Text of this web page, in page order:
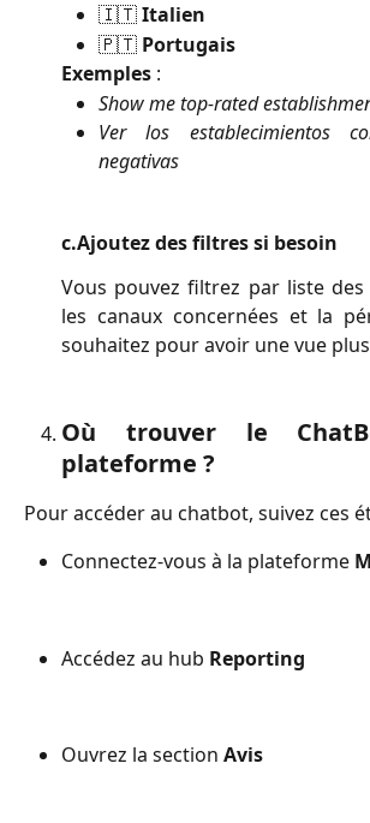
🇮🇹Italien
🇵🇹 Portugais
Exemples :
Show me top-rated
Ver los establecimientos
negativas
c.Ajoutez des filtres si besoin
Vous pouvez filtrez par liste des
les canaux concernées et la
souhaitez pour avoir une vue
Où trouver le
plateforme ?
Pour accéder au chatbot, suivez ces
Connectez-vous à la plateforme
Accédez au hub Reporting
Ouvrez la section Avis